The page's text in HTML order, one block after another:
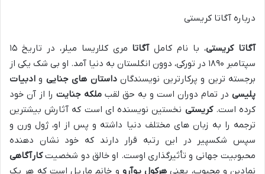
درباره آگاتا کریستی
آگاتا کریستی، با نام کاملآگاتا
مری کلاریسا میلر، در تاریخ ۱۵
سپتامبر ۱۸۹۰ در تورکی، دوون انگلستان به دنیا آمد. او بی شک یکی از
برجسته ترین و پرکارترین نویسندگانداستان های جنایی و ادبیات
پلیسی در تمام دوران است و به حق لقب ملکه جنایت را از آن خود
کرده است.کریستی نخستین نویسنده ای است که آثارش بیشترین
ترجمه را به زبان های مختلف دنیا داشته و پس از او، ژول ورن و
سپس شکسپیر در این رتبه قرار دارند که خود نشان دهنده
محبوبیت جهانی و تأثیرگذاری اوست. او خالق دو شخصیتکارآگاهی
نمادین و محبوب، یعنی هرکول پوآرو و خانم مارپل است که هر یک